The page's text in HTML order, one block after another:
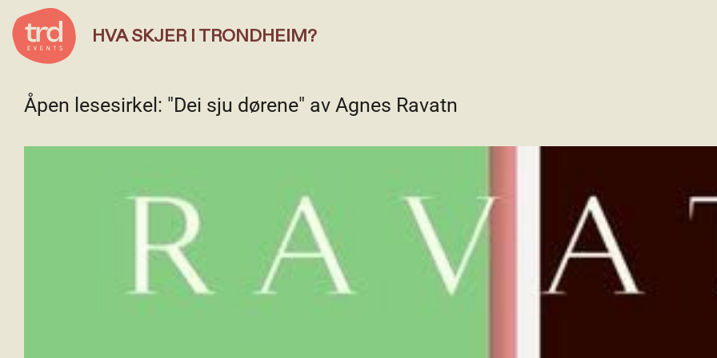
HVA SKJER I TRONDHEIM?
Åpen lesesirkel: "Dei sju dørene" av Agnes Ravatn